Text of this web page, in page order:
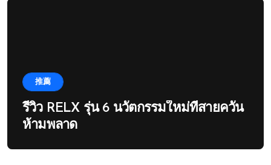
推薦
รีวิว RELX รุ่น 6 นวัตกรรมใหม่ที่สายควัน
ห้ามพลาด